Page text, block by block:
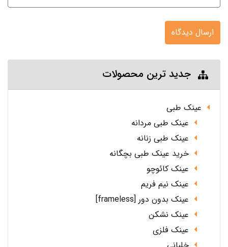
ارسال دیدگاه
جدید ترین محصولات
عینک طبی
عینک طبی مردانه
عینک طبی زنانه
خرید عینک طبی بچگانه
عینک کائوچو
عینک نیم فریم
عینک بدون دور [frameless]
عینک نشکن
عینک فلزی